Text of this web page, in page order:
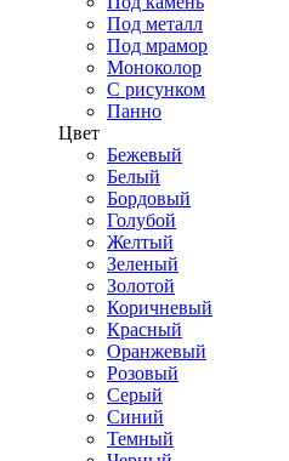
Под металл
Под мрамор
Моноколор
С рисунком
Панно
Цвет
Бежевый
Белый
Бордовый
Голубой
Желтый
Зеленый
Золотой
Коричневый
Красный
Оранжевый
Розовый
Серый
Синий
Темный